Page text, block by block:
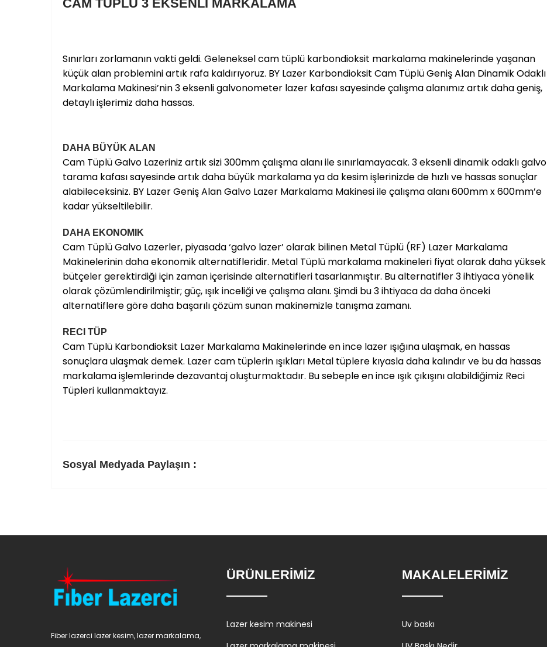
CAM TÜPLÜ 3 EKSENLI MARKALAMA
Sınırları zorlamanın vakti geldi. Geleneksel cam tüplü karbondioksit markalama makinelerinde yaşanan
küçük alan problemini artık rafa kaldırıyoruz. BY Lazer Karbondioksit Cam Tüplü Geniş Alan Dinamik Odaklı
Markalama Makinesi’nin 3 eksenli galvonometer lazer kafası sayesinde çalışma alanımız artık daha geniş,
detaylı işlerimiz daha hassas.
DAHA BÜYÜK ALAN
Cam Tüplü Galvo Lazeriniz artık sizi 300mm çalışma alanı ile sınırlamayacak. 3 eksenli dinamik odaklı galvo
tarama kafası sayesinde artık daha büyük markalama ya da kesim işlerinizde de hızlı ve hassas sonuçlar
alabileceksiniz. BY Lazer Geniş Alan Galvo Lazer Markalama Makinesi ile çalışma alanı 600mm x 600mm’e
kadar yükseltilebilir.
DAHA EKONOMIK
Cam Tüplü Galvo Lazerler, piyasada ‘galvo lazer’ olarak bilinen Metal Tüplü (RF) Lazer Markalama
Makinelerinin daha ekonomik alternatifleridir. Metal Tüplü markalama makineleri fiyat olarak daha yüksek
bütçeler gerektirdiği için zaman içerisinde alternatifleri tasarlanmıştır. Bu alternatifler 3 ihtiyaca yönelik
olarak çözümlendirilmiştir; güç, ışık inceliği ve çalışma alanı. Şimdi bu 3 ihtiyaca da daha önceki
alternatiflere göre daha başarılı çözüm sunan makinemizle tanışma zamanı.
RECI TÜP
Cam Tüplü Karbondioksit Lazer Markalama Makinelerinde en ince lazer ışığına ulaşmak, en hassas
sonuçlara ulaşmak demek. Lazer cam tüplerin ışıkları Metal tüplere kıyasla daha kalındır ve bu da hassas
markalama işlemlerinde dezavantaj oluşturmaktadır. Bu sebeple en ince ışık çıkışını alabildiğimiz Reci
Tüpleri kullanmaktayız.
Sosyal Medyada Paylaşın :
Fiber lazerci lazer kesim, lazer markalama,
ÜRÜNLERİMİZ
Lazer kesim makinesi
MAKALELERİMİZ
Uv baskı